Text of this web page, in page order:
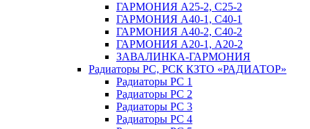
ГАРМОНИЯ А25-2, С25-2
ГАРМОНИЯ А40-1, С40-1
ГАРМОНИЯ А40-2, С40-2
ГАРМОНИЯ А20-1, А20-2
ЗАВАЛИНКА-ГАРМОНИЯ
Радиаторы РС, РСК КЗТО «РАДИАТОР»
Радиаторы РС 1
Радиаторы РС 2
Радиаторы РС 3
Радиаторы РС 4